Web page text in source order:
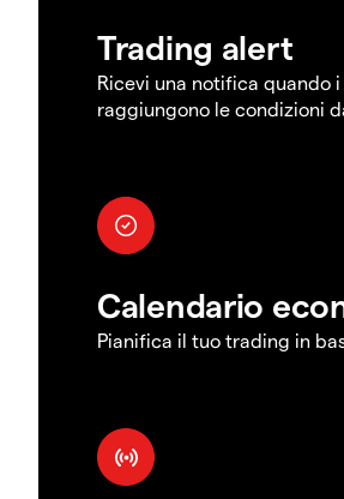
Trading alert
Ricevi una notifica quando
raggiungono le condizioni
Calendario
Pianifica il tuo trading in